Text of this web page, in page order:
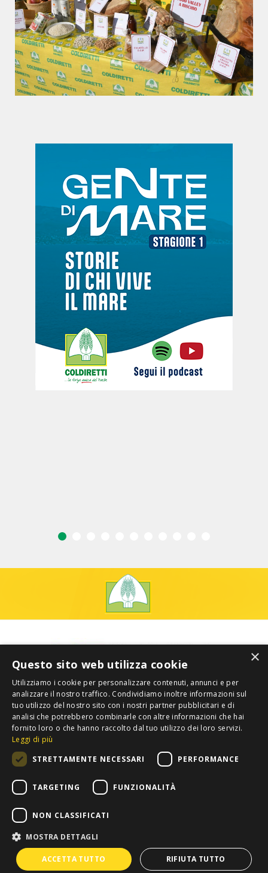
Copyright 2012 COLDIRETTI. Tutti i diritti riservati. -Privacy
Confederazione Nazionale Coltivatori Diretti
×
Questo sito web utilizza cookie
Utilizziamo i cookie per personalizzare contenuti, annunci e per
analizzare il nostro traffico. Condividiamo inoltre informazioni sul
tuo utilizzo del nostro sito con i nostri partner pubblicitari e di
analisi che potrebbero combinarle con altre informazioni che hai
fornito loro o che hanno raccolto dal tuo utilizzo dei loro servizi.
Leggi di più
STRETTAMENTE NECESSARI
PERFORMANCE
TARGETING FUNZIONALITÀ
NON CLASSIFICATI
MOSTRA DETTAGLI
ACCETTA TUTTO RIFIUTA TUTTO